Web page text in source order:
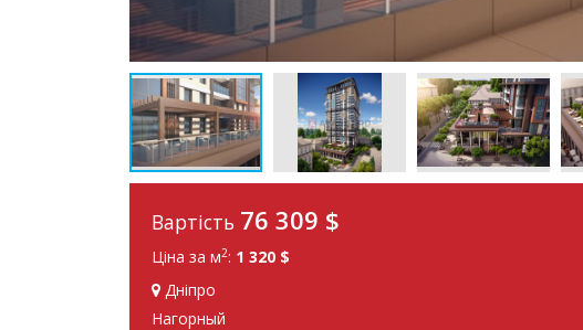
Вартість 76 309 $
Ціна за м2: 1 320 $
Дніпро
Нагорный